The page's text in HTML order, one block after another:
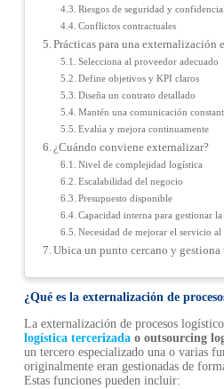
Riesgos de seguridad y
Conflictos contractuales
Prácticas para una externalización
Selecciona al proveedor adecuado
Define objetivos y KPI claros
Diseña un contrato detallado
Mantén una comunicación
Evalúa y mejora continuamente
¿Cuándo conviene externalizar?
Nivel de complejidad logística
Escalabilidad del negocio
Presupuesto disponible
Capacidad interna para gestionar
Necesidad de mejorar el servicio al
Ubica un punto cercano y gestiona
¿Qué es la externalización de
La externalización de procesos
logística tercerizadao outsourcing
un tercero especializado una o varias
originalmente eran gestionadas de
Estas funciones pueden incluir: